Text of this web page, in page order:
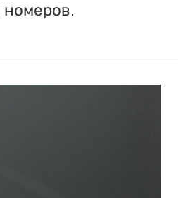
номеров.